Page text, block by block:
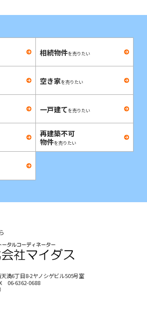
相続物件を売りたい
空き家を売りたい
一戸建てを売りたい
再建築不可
物件を売りたい
満6丁目8-2ヤノシゲビル505号室
6362-0688